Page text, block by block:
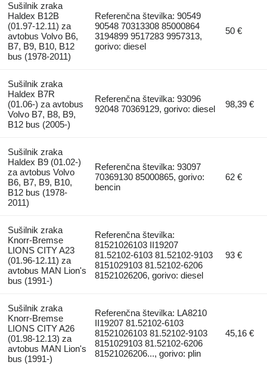
Sušilnik zraka
Haldex B12B
(01.97-12.11) za
avtobus Volvo B6,
B7, B9, B10, B12
bus (1978-2011)
Referenčna številka: 90549
90548 70313308 85000864
3194899 9517283 9957313,
gorivo: diesel
50 €
Sušilnik zraka
Haldex B7R
(01.06-) za avtobus
Volvo B7, B8, B9,
B12 bus (2005-)
Referenčna številka: 93096
92048 70369129, gorivo: diesel
98,39 €
Sušilnik zraka
Haldex B9 (01.02-)
za avtobus Volvo
B6, B7, B9, B10,
B12 bus (1978-
2011)
Referenčna številka: 93097
70369130 85000865, gorivo:
bencin
62 €
Sušilnik zraka
Knorr-Bremse
LIONS CITY A23
(01.96-12.11) za
avtobus MAN Lion's
bus (1991-)
Referenčna številka:
81521026103 II19207
81.52102-6103 81.52102-9103
8151029103 81.52102-6206
81521026206, gorivo: diesel
93 €
Sušilnik zraka
Knorr-Bremse
LIONS CITY A26
(01.98-12.13) za
avtobus MAN Lion's
bus (1991-)
Referenčna številka: LA8210
II19207 81.52102-6103
81521026103 81.52102-9103
8151029103 81.52102-6206
81521026206..., gorivo: plin
45,16 €